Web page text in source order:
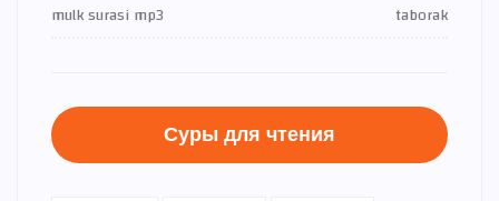
mulk surasi mp3
taborak
Суры для чтения